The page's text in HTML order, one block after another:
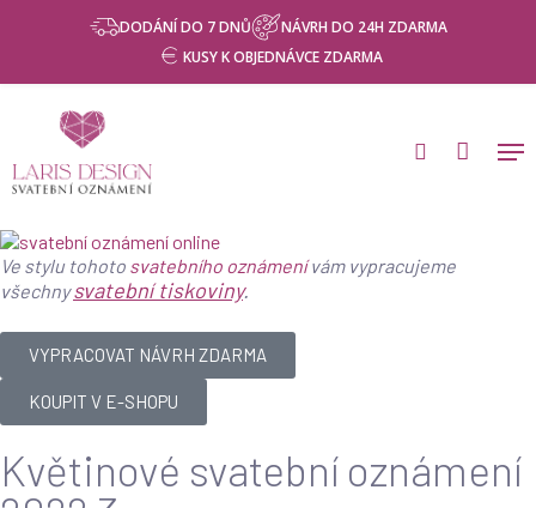
content
DODÁNÍ DO 7 DNŮ
NÁVRH DO 24H ZDARMA
KUSY K OBJEDNÁVCE ZDARMA
Ve stylu tohoto svatebního oznámenívám vypracujeme
všechnysvatební tiskoviny.
VYPRACOVAT NÁVRH ZDARMA
KOUPIT V E-SHOPU
Květinové svatební oznámení